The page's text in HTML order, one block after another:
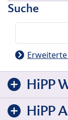
Suche
HiPP
HiPP